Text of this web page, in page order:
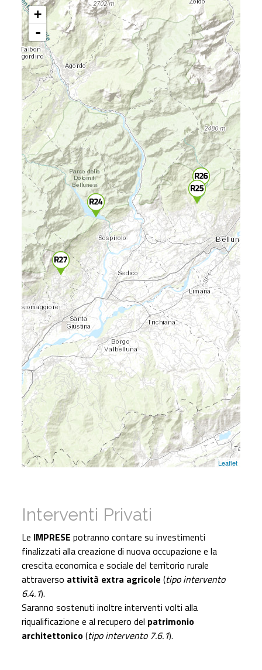
+
-
Leaflet
Interventi Privati
Le IMPRESE potranno contare su investimenti
finalizzati alla creazione di nuova occupazione e la
crescita economica e sociale del territorio rurale
attraverso attività extra agricole (tipo intervento
6.4.1).
Saranno sostenuti inoltre interventi volti alla
riqualificazione e al recupero del patrimonio
architettonico(tipo intervento 7.6.1).